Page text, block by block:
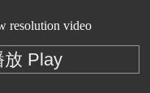
resolution video
放 Play